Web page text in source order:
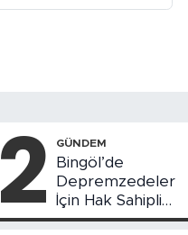
2 GÜNDEM
Bingöl’de
Depremzedeler
İçin Hak Sahipliği
Askı Süreci